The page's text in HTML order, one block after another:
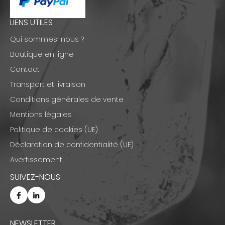
LIENS UTILES
Qui sommes-nous ?
Boutique en ligne
Contact
Transport et livraison
Conditions générales de vente
Mentions légales
Politique de cookies (UE)
Déclaration de confidentialité (UE)
Avertissement
SUIVEZ-NOUS